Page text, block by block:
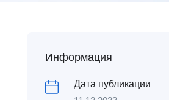
Информация
Дата публикации